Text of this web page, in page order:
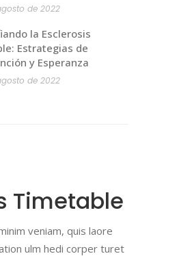
de 2022
la Esclerosis
Estrategias de
y Esperanza
de 2022
Timetable
veniam, quis laore
ulm hedi corper turet